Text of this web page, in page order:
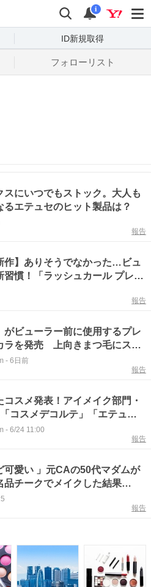
検索
通知
i
ID新規取得
フォローリスト
スにいつでもストック。大人も
るエテュセのヒット製品は？
報告
作】ありそうでなかった…ビュ
習慣！「ラッシュカール プレコ
円でPLAZA先行スタート
報告
がビューラー前に使用するプレ
ラを発売 上向きまつ毛にスタ
- 6日前
報告
コスメ発表！アイメイク部門・
コスメデコルテ」「エテュ
「ボビイ ブラウン」
- 6/24 11:00
報告
可愛い 」元CAの50代マダムが
品チークでメイクした結果
幸感・色気があふれて素敵」
報告